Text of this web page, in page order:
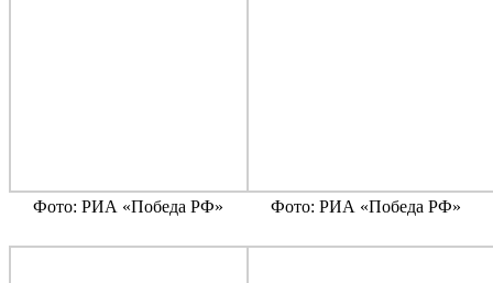
Фото: РИА «Победа РФ» Фото: РИА «Победа РФ»